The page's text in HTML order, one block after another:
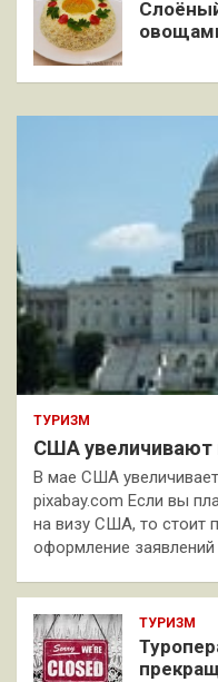
ТУРИЗМ
США увеличивают
В мае США
pixabay.com Если вы
на визу США, то стоит
оформление
ТУРИЗМ